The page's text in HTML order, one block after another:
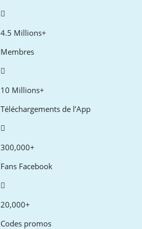
4.5 Millions+
Membres
10 Millions+
Téléchargements de l’App
300,000+
Fans Facebook
20,000+
Codes promos